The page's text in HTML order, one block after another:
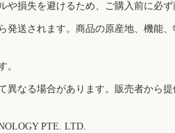
損失を避けるため、ご購入前に必
送されます。商品の原産地、機能
。
なる場合があります。販売者から
PTE. LTD.